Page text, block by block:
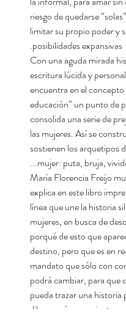
riesgo de quedarse
limitar su propio poder y
posibilidades expansivas.
Con una aguda mirada
escritura lúcida y
encuentra en el concepto
educación” un punto de
consolida una serie de
las mujeres. Así se
sostienen los arquetipos
mujer: puta, bruja,
María Florencia Freijo
explica en este libro
línea que une la historia
mujeres, en busca de
porqué de esto que
destino, pero que es en
mandato que sólo con
podrá cambiar, para que
pueda trazar una historia
libre y más consciente.